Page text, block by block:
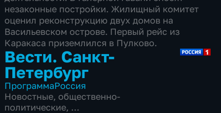
незаконные постройки. Жилищный комитет
оценил реконструкцию двух домов на
Васильевском острове. Первый рейс из
Каракаса приземлился в Пулково.
Вести. Санкт-
Петербург
ПрограммаРоссия
Новостные, общественно-
политические,